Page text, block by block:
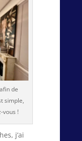
de
simple,
vous !
j’ai